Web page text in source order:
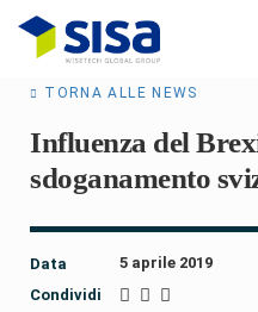
TORNA ALLE NEWS
Influenza del
sdoganamento
Data
5 aprile 2019
Condividi